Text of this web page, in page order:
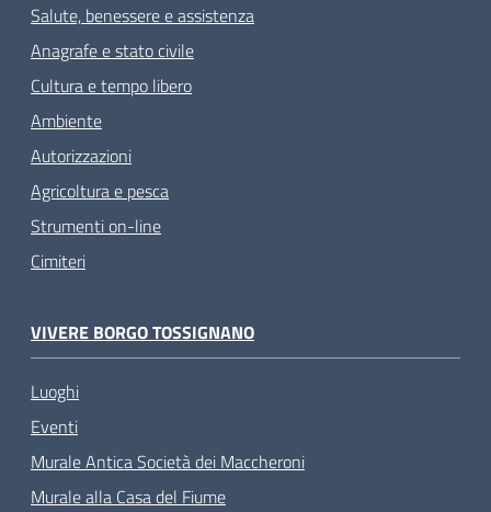
Salute, benessere e assistenza
Anagrafe e stato civile
Cultura e tempo libero
Ambiente
Autorizzazioni
Agricoltura e pesca
Strumenti on-line
Cimiteri
VIVERE BORGO TOSSIGNANO
Luoghi
Eventi
Murale Antica Società dei Maccheroni
Murale alla Casa del Fiume